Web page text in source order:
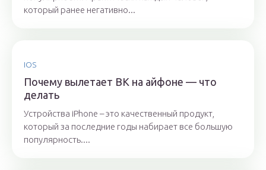
который ранее негативно...
IOS
Почему вылетает ВК на айфоне — что
делать
Устройства iPhone – это качественный продукт,
который за последние годы набирает все большую
популярность....